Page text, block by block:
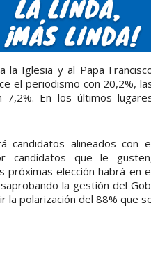
la Iglesia y al Papa
el periodismo con 20,2%,
7,2%. En los últimos
candidatos alineados con
candidatos que le
próximas elección habrá en
la gestión del
la polarización del 88% que